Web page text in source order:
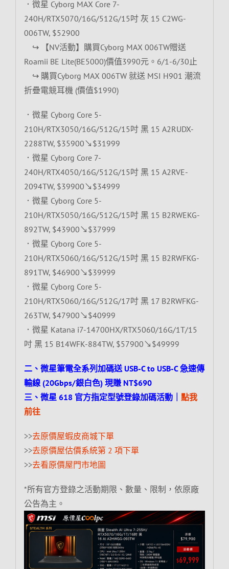
．微星 Cyborg MAX Core 7-
240H/RTX5070/16G/512G/15吋 灰 15 C2WG-
006TW, $52900
↪ 【NV活動】購買Cyborg MAX 006TW贈送
Roamii BE Lite(BE5000)價值3990元。6/1-6/30止
↪ 購買Cyborg MAX 006TW 就送 MSI H901 潮流
折疊電競耳機 (價值$1990)
．微星 Cyborg Core 5-
210H/RTX3050/16G/512G/15吋 黑 15 A2RUDX-
2288TW, $35900↘$31999
．微星 Cyborg Core 7-
240H/RTX4050/16G/512G/15吋 黑 15 A2RVE-
2094TW, $39900↘$34999
．微星 Cyborg Core 5-
210H/RTX5050/16G/512G/15吋 黑 15 B2RWEKG-
892TW, $43900↘$37999
．微星 Cyborg Core 5-
210H/RTX5060/16G/512G/15吋 黑 15 B2RWFKG-
891TW, $46900↘$39999
．微星 Cyborg Core 5-
210H/RTX5060/16G/512G/17吋 黑 17 B2RWFKG-
263TW, $47900↘$40999
．微星 Katana i7-14700HX/RTX5060/16G/1T/15
吋 黑 15 B14WFK-884TW, $57900↘$49999
二、微星筆電全系列加碼送 USB-C to USB-C 急速傳
輸線 (20Gbps/銀白色) 現賺 NT$690
三、微星 618 官方指定型號登錄加碼活動｜ 點我
前往
>>去原價屋蝦皮商城下單
>>去原價屋估價系統第 2 項下單
>>去看原價屋門市地圖
*所有官方登錄之活動期限、數量、限制，依原廠
公告為主。